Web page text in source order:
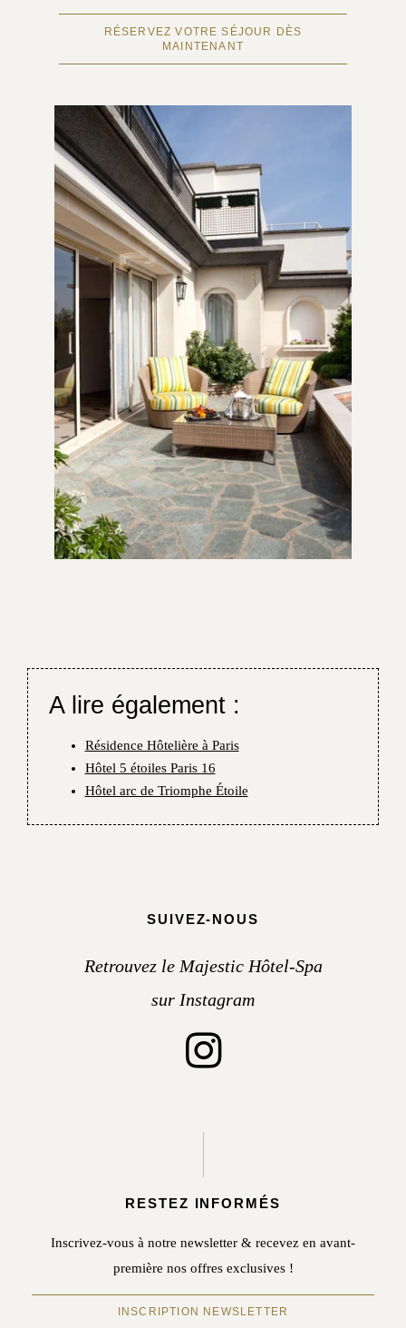
RÉSERVEZ VOTRE SÉJOUR DÈS
MAINTENANT
A lire également :
Résidence Hôtelière à Paris
Hôtel 5 étoiles Paris 16
Hôtel arc de Triomphe Étoile
SUIVEZ-NOUS
Retrouvez le Majestic Hôtel-Spa
sur Instagram
RESTEZ INFORMÉS
Inscrivez-vous à notre newsletter & recevez en avant-
première nos offres exclusives !
INSCRIPTION NEWSLETTER